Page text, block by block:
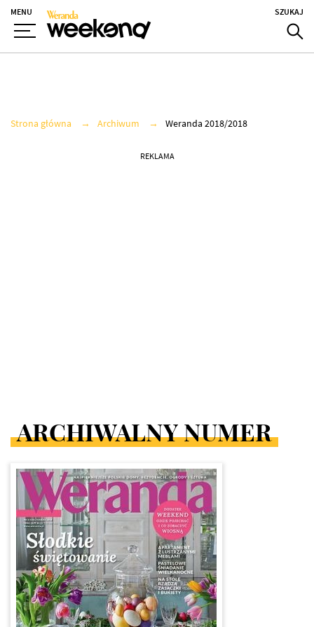
MENU SZUKAJ
Strona główna Archiwum Weranda 2018/2018
REKLAMA
ARCHIWALNY NUMER